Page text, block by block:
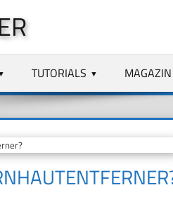
TUTORIALS MAGAZIN